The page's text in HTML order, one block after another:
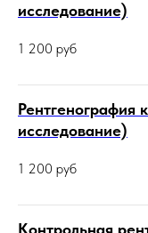
исследование)
1 200 руб
Рентгенография
исследование)
1 200 руб
Контрольная